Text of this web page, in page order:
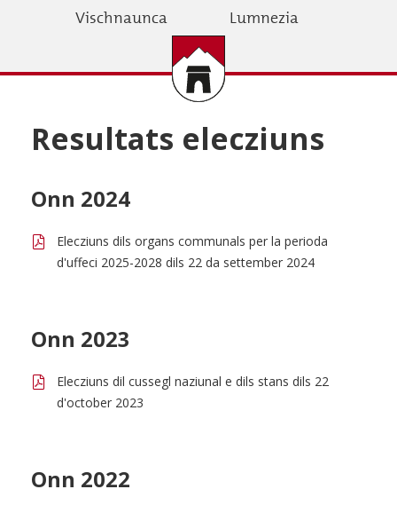
Vischnaunca Lumnezia
Resultats elecziuns
Onn 2024
Elecziuns dils organs communals per la perioda
d'uffeci 2025-2028 dils 22 da settember 2024
Onn 2023
Elecziuns dil cussegl naziunal e dils stans dils 22
d'october 2023
Onn 2022